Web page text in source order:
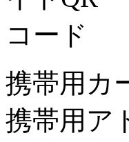
携帯用カ
携帯用ア